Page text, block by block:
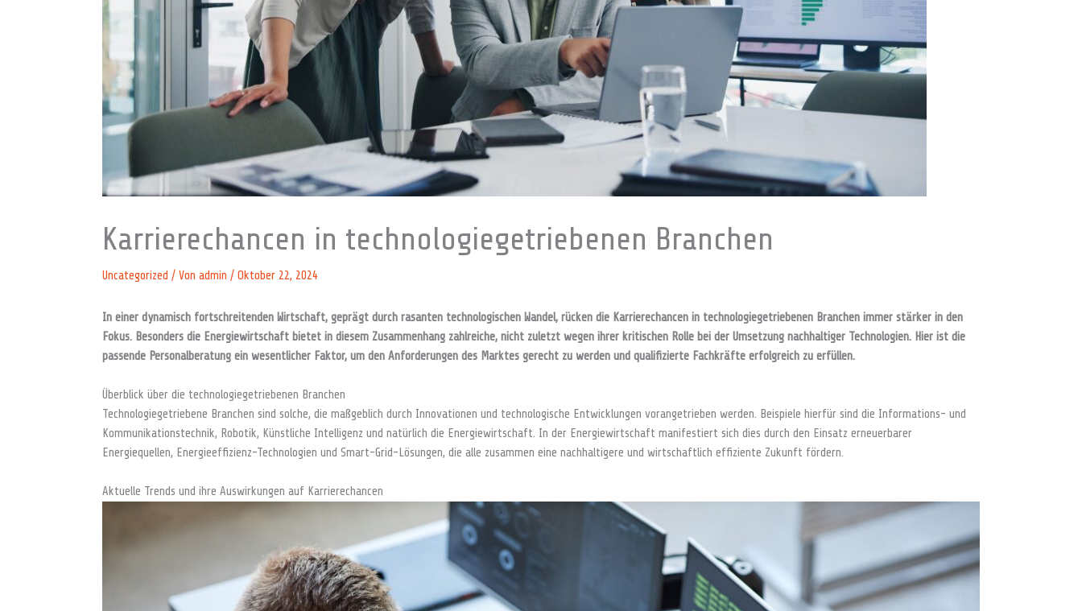
Karrierechancen in technologiegetriebenen Branchen
Uncategorized / Von admin / Oktober 22, 2024
In einer dynamisch fortschreitenden Wirtschaft, geprägt durch rasanten technologischen Wandel, rücken die Karrierechancen in technologiegetriebenen Branchen immer stärker in den
Fokus. Besonders die Energiewirtschaft bietet in diesem Zusammenhang zahlreiche, nicht zuletzt wegen ihrer kritischen Rolle bei der Umsetzung nachhaltiger Technologien. Hier ist die
passende Personalberatung ein wesentlicher Faktor, um den Anforderungen des Marktes gerecht zu werden und qualifizierte Fachkräfte erfolgreich zu erfüllen.
Überblick über die technologiegetriebenen Branchen
Technologiegetriebene Branchen sind solche, die maßgeblich durch Innovationen und technologische Entwicklungen vorangetrieben werden. Beispiele hierfür sind die Informations- und
Kommunikationstechnik, Robotik, Künstliche Intelligenz und natürlich die Energiewirtschaft. In der Energiewirtschaft manifestiert sich dies durch den Einsatz erneuerbarer
Energiequellen, Energieeffizienz-Technologien und Smart-Grid-Lösungen, die alle zusammen eine nachhaltigere und wirtschaftlich effiziente Zukunft fördern.
Aktuelle Trends und ihre Auswirkungen auf Karrierechancen